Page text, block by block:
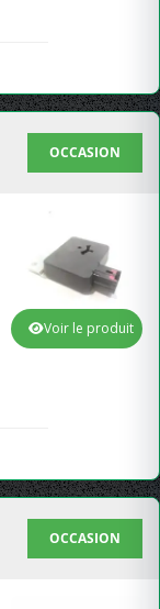
OCCASION
Voir le produit
OCCASION